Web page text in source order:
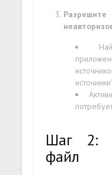
Шаг 2:
файл